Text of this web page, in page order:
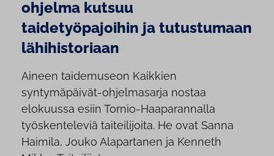
ohjelma kutsuu
taidetyöpajoihin ja tutustumaan
lähihistoriaan
Aineen taidemuseon Kaikkien
syntymäpäivät-ohjelmasarja nostaa
elokuussa esiin Tornio-Haaparannalla
työskenteleviä taiteilijoita. He ovat Sanna
Haimila, Jouko Alapartanen ja Kenneth